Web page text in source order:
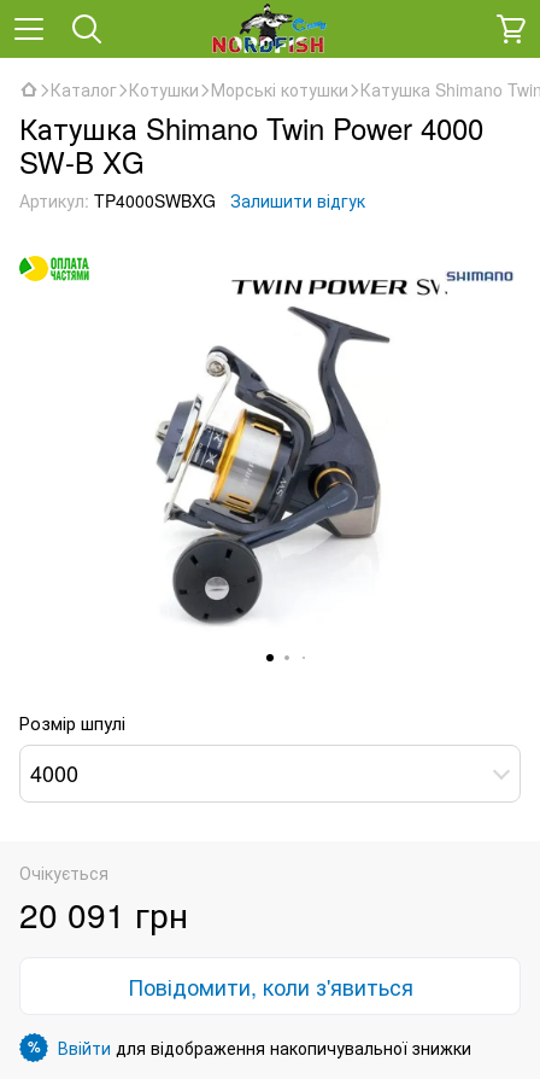
Каталог Котушки Морські котушки Катушка Shimano
Катушка Shimano Twin Power 4000
SW-B XG
Артикул: TP4000SWBXG Залишити відгук
Розмір шпулі
4000
Очікується
20 091 грн
Повідомити, коли з'явиться
% Ввійти для відображення накопичувальної знижки